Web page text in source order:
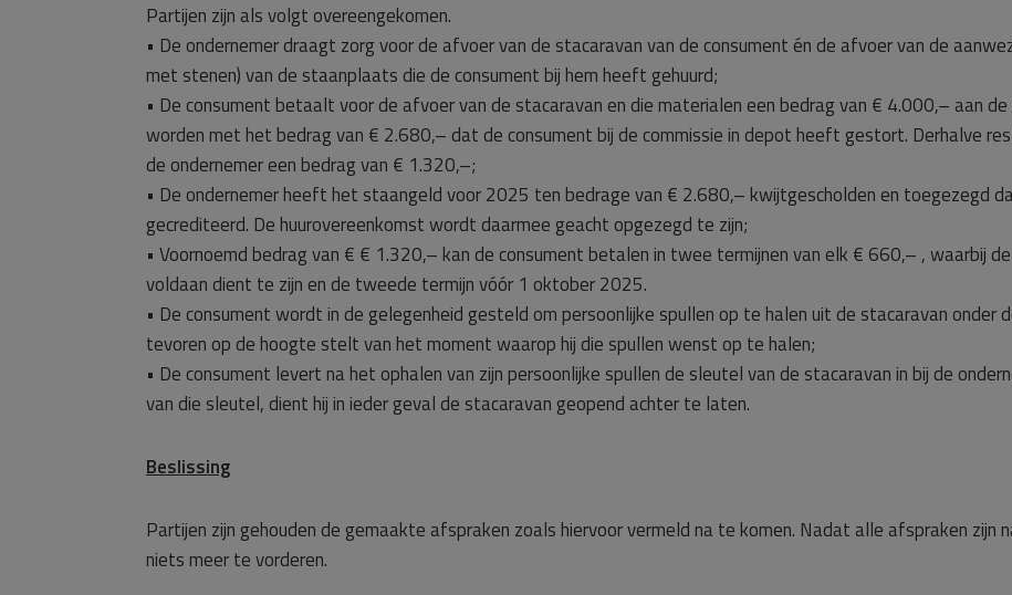
Partijen zijn als volgt overeengekomen.
• De ondernemer draagt zorg voor de afvoer van de stacaravan van de consument én de afvoer van de
met stenen) van de staanplaats die de consument bij hem heeft gehuurd;
• De consument betaalt voor de afvoer van de stacaravan en die materialen een bedrag van € 4.000,– aan
worden met het bedrag van € 2.680,– dat de consument bij de commissie in depot heeft gestort. Derhalve
de ondernemer een bedrag van € 1.320,–;
• De ondernemer heeft het staangeld voor 2025 ten bedrage van € 2.680,– kwijtgescholden en toegezegd
gecrediteerd. De huurovereenkomst wordt daarmee geacht opgezegd te zijn;
• Voornoemd bedrag van € € 1.320,– kan de consument betalen in twee termijnen van elk € 660,– , waarbij
voldaan dient te zijn en de tweede termijn vóór 1 oktober 2025.
• De consument wordt in de gelegenheid gesteld om persoonlijke spullen op te halen uit de stacaravan onder
tevoren op de hoogte stelt van het moment waarop hij die spullen wenst op te halen;
• De consument levert na het ophalen van zijn persoonlijke spullen de sleutel van de stacaravan in bij de
van die sleutel, dient hij in ieder geval de stacaravan geopend achter te laten.
Beslissing
Partijen zijn gehouden de gemaakte afspraken zoals hiervoor vermeld na te komen. Nadat alle afspraken zijn
niets meer te vorderen.